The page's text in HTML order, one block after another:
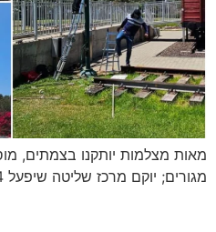
מאות מצלמות יותקנו בצמתים,
מגורים; יוקם מרכז שליטה שיפעל 24 שעות